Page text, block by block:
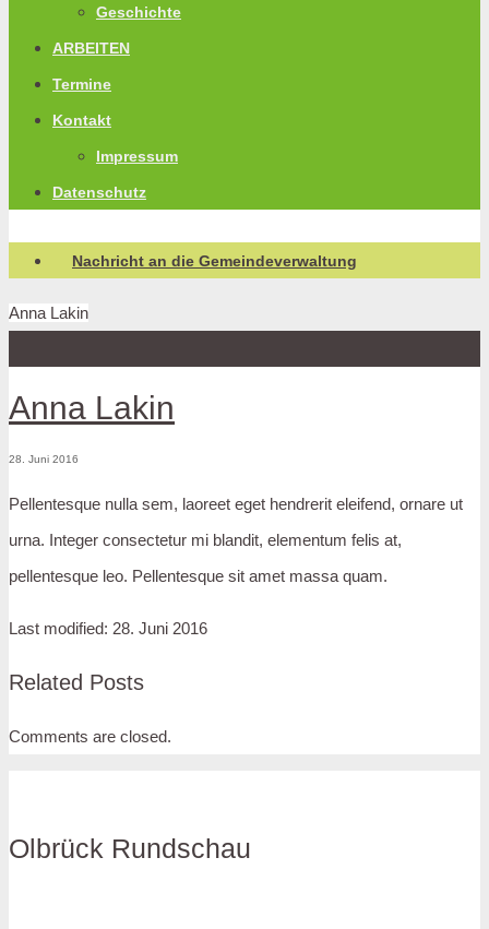
Geschichte
ARBEITEN
Termine
Kontakt
Impressum
Datenschutz
Nachricht an die Gemeindeverwaltung
Anna Lakin
Anna Lakin
28. Juni 2016
Pellentesque nulla sem, laoreet eget hendrerit eleifend, ornare ut
urna. Integer consectetur mi blandit, elementum felis at,
pellentesque leo. Pellentesque sit amet massa quam.
Last modified: 28. Juni 2016
Related Posts
Comments are closed.
Olbrück Rundschau